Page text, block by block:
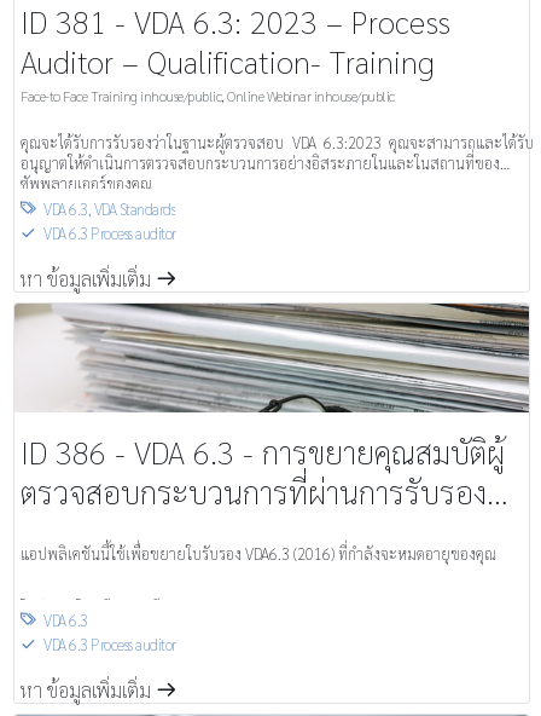
ID 381 - VDA 6.3: 2023 – Process
Auditor – Qualification- Training
Face-to Face Training inhouse/public, Online Webinar inhouse/public
คุณจะได้รับการรับรองว่าในฐานะผู้ตรวจสอบ VDA 6.3:2023 คุณจะสามารถและได้รับ
อนุญาตให้ดำเนินการตรวจสอบกระบวนการอย่างอิสระภายในและในสถานที่ของ
ซัพพลายเออร์ของคุณ
 VDA 6.3,VDA Standards
S VDA 6.3 Process auditor
หา ข้อมูลเพิ่มเติ่ม m
ID 386 - VDA 6.3 - การขยายคุณสมบัติผู้
ตรวจสอบกระบวนการที่ผ่านการรับรอง
(2016)- ภาษาอังกฤษ
แอปพลิเคชันนี้ใช้เพื่อขยายใบรับรอง VDA6.3 (2016) ที่กำลังจะหมดอายุของคุณ
ใบรับรองใหม่มีอายุ 5 ปี.
 VDA 6.3
S VDA 6.3 Process auditor
หา ข้อมูลเพิ่มเติ่ม m